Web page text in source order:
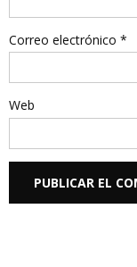
Correo electrónico *
Web